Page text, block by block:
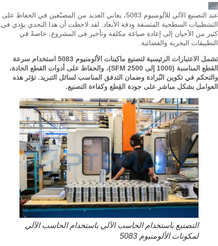
عند التصنيع الآلي للألومنيوم 5083، يعاني العديد من المصنّعين في الحفاظ على
التشطيبات السطحية المتسقة ودقة الأبعاد. لقد لاحظت أن هذا التحدي يؤدي في
كثير من الأحيان إلى إعادة صياغة مكلفة وتأخير في المشروع، خاصةً في
التطبيقات البحرية والفضائية.
تشمل الاعتبارات الرئيسية لتصنيع ماكينات الألومنيوم 5083 استخدام سرعة
القطع المناسبة (1000 إلى 2500 SFM)، والحفاظ على أدوات القطع الحادة،
والتحكم في تكوين البُرادة وضمان التدفق المناسب لسائل التبريد. تؤثر هذه
العوامل بشكل مباشر على جودة القِطع وكفاءة التصنيع.
التصنيع باستخدام الحاسب الآلي باستخدام الحاسب الآلي
لمكونات الألومنيوم 5083